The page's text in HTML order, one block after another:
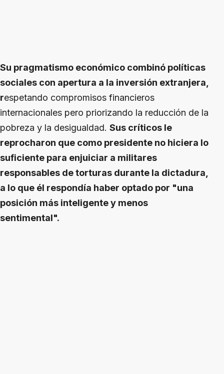
Su pragmatismo económico combinó políticas
sociales con apertura a la inversión extranjera,
respetando compromisos financieros
internacionales pero priorizando la reducción de la
pobreza y la desigualdad. Sus críticos le
reprocharon que como presidente no hiciera lo
suficiente para enjuiciar a militares
responsables de torturas durante la dictadura,
a lo que él respondía haber optado por "una
posición más inteligente y menos
sentimental".